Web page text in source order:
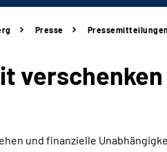
Presse Pressemitteilungen
und finanzielle